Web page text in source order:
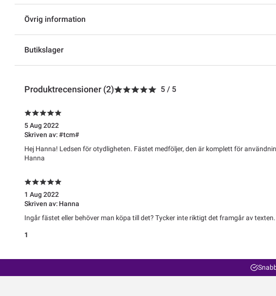
Övrig information
Butikslager
Produktrecensioner (2) 5 / 5
Hej Hanna! Ledsen för otydligheten. Fästet medföljer, den är komplett för
Hanna
Skriven av:#tcm#
5 Aug 2022
Ingår fästet eller behöver man köpa till det? Tycker inte riktigt det framgår av texten.
Skriven av: Hanna
1 Aug 2022
1